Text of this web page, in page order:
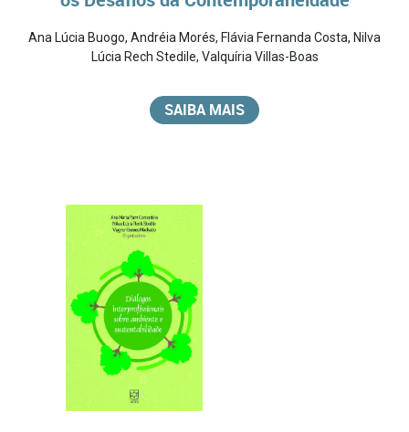
Ana Lúcia Buogo, Andréia Morés, Flávia Fernanda Costa, Nilva
Lúcia Rech Stedile, Valquíria Villas-Boas
SAIBA MAIS